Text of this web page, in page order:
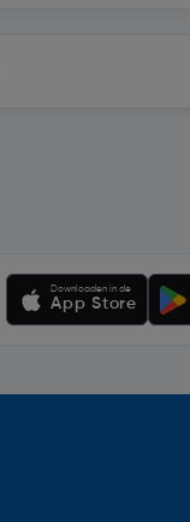
Downloaden in de
App Store